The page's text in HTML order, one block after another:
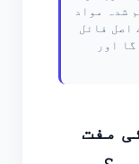
شدہ مواد
اصل فائل
اور
مفت